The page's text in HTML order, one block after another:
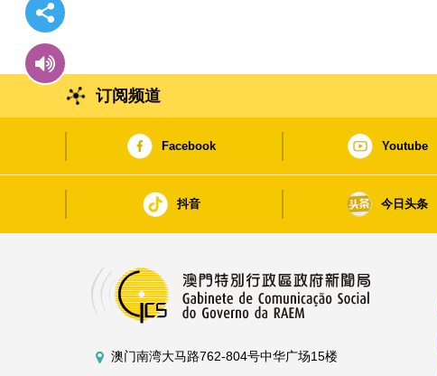
订阅频道
Facebook Youtube
抖音 今日头条
澳门南湾大马路762-804号中华广场15楼